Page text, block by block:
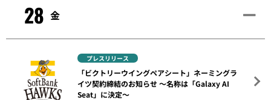
28 金
プレスリリース
「ビクトリーウイングペアシート」ネーミングラ
イツ契約締結のお知らせ ～名称は「Galaxy AI
Seat」に決定～